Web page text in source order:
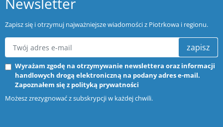
Zapisz się i otrzymuj najważniejsze wiadomości z Piotrkowa i regionu.
zapisz
Wyrażam zgodę na otrzymywanie newslettera oraz informacji
handlowych drogą elektroniczną na podany adres e-mail.
Zapoznałem się z polityką prywatności
Możesz zrezygnować z subskrypcji w każdej chwili.